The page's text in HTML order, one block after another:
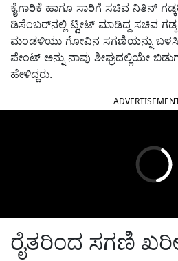
ಕೈಗಾರಿಕೆ ಹಾಗೂ ಸಾರಿಗೆ ಸಚಿವ ನಿತಿನ್
ಡಿಸೆಂಬರ್‌ನಲ್ಲಿ ಟ್ವೀಟ್ ಮಾಡಿದ್ದ ಸಚಿವ
ಮಂಡಳಿಯು ಗೋವಿನ ಸಗಣಿಯನ್ನು
ಪೇಂಟ್ ಅನ್ನು ನಾವು ಶೀಘ್ರದಲ್ಲಿಯೇ
ಹೇಳಿದ್ದರು.
ರೈತರಿಂದ ಸಗಣಿ